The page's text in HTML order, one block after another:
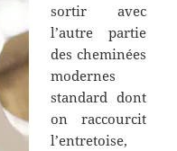
sortir avec
l’autre partie
des cheminées
modernes
standard dont
on raccourcit
l’entretoise,